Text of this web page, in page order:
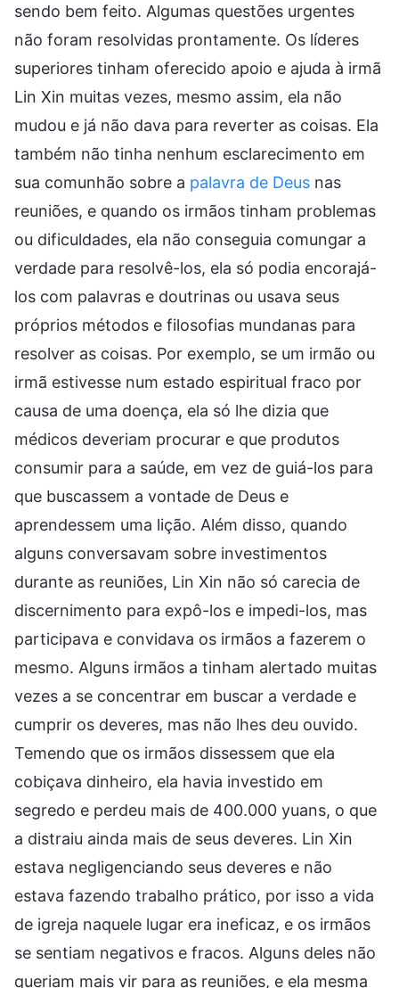
sendo bem feito. Algumas questões urgentes
não foram resolvidas prontamente. Os líderes
superiores tinham oferecido apoio e ajuda à irmã
Lin Xin muitas vezes, mesmo assim, ela não
mudou e já não dava para reverter as coisas. Ela
também não tinha nenhum esclarecimento em
sua comunhão sobre a palavra de Deus nas
reuniões, e quando os irmãos tinham problemas
ou dificuldades, ela não conseguia comungar a
verdade para resolvê-los, ela só podia encorajá-
los com palavras e doutrinas ou usava seus
próprios métodos e filosofias mundanas para
resolver as coisas. Por exemplo, se um irmão ou
irmã estivesse num estado espiritual fraco por
causa de uma doença, ela só lhe dizia que
médicos deveriam procurar e que produtos
consumir para a saúde, em vez de guiá-los para
que buscassem a vontade de Deus e
aprendessem uma lição. Além disso, quando
alguns conversavam sobre investimentos
durante as reuniões, Lin Xin não só carecia de
discernimento para expô-los e impedi-los, mas
participava e convidava os irmãos a fazerem o
mesmo. Alguns irmãos a tinham alertado muitas
vezes a se concentrar em buscar a verdade e
cumprir os deveres, mas não lhes deu ouvido.
Temendo que os irmãos dissessem que ela
cobiçava dinheiro, ela havia investido em
segredo e perdeu mais de 400.000 yuans, o que
a distraiu ainda mais de seus deveres. Lin Xin
estava negligenciando seus deveres e não
estava fazendo trabalho prático, por isso a vida
de igreja naquele lugar era ineficaz, e os irmãos
se sentiam negativos e fracos. Alguns deles não
queriam mais vir para as reuniões, e ela mesma